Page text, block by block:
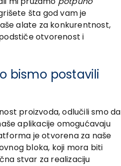
šta god vam je
alate za konkurentnost,
otvorenost i
bismo postavili
proizvoda, odlučili smo da
aplikacije omogućavaju
je otvorena za naše
bloka, koji mora biti
stvar za realizaciju